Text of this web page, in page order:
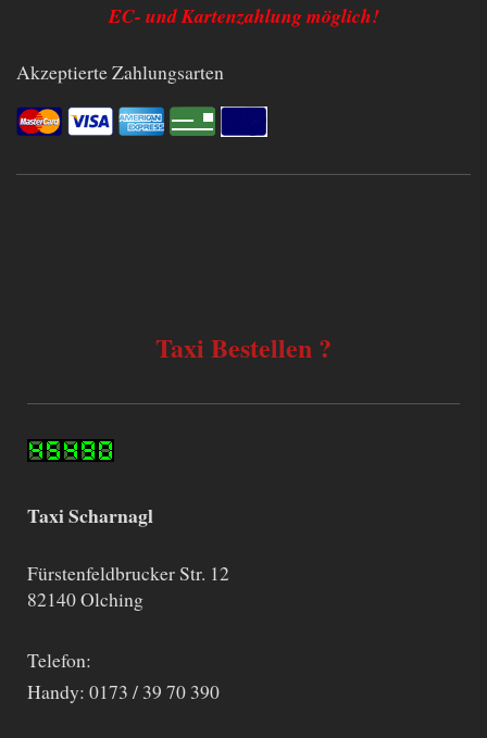
EC- und Kartenzahlung möglich!
Akzeptierte Zahlungsarten
Taxi Bestellen ?
Taxi Scharnagl
Fürstenfeldbrucker Str. 12
82140 Olching
Telefon:
Handy: 0173 / 39 70 390